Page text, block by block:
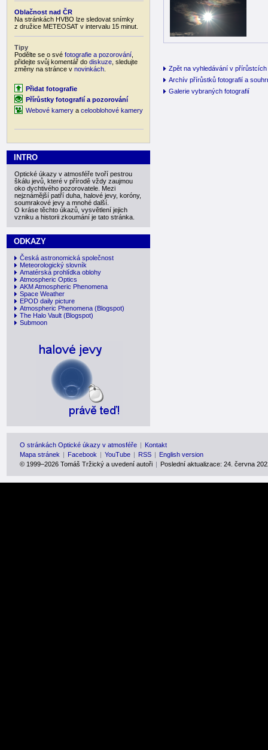
Oblačnost nad ČR
Na stránkách HVBO lze sledovat snímky
z družice METEOSAT v intervalu 15 minut.
Tipy
Podělte se o své fotografie a pozorování
přidejte svůj komentář do diskuze , sledujte
změny na stránce v novinkách
Přidat fotografie
Přírůstky fotografií a pozorování
Webové kamery a celooblohové kamery
INTRO
Optické úkazy v atmosféře tvoří pestrou
škálu jevů, které v přírodě vždy zaujmou
oko dychtivého pozorovatele. Mezi
nejznámější patří duha, halové jevy, koróny,
soumrakové jevy a mnohé další.
O kráse těchto úkazů, vysvětlení jejich
vzniku a historii zkoumání je tato stránka.
ODKAZY
Česká astronomická společnost
Meteorologický slovník
Amatérská prohlídka oblohy
Atmospheric Optics
AKM Atmospheric Phenomena
Space Weather
EPOD daily picture
Atmospheric Phenomena (Blogspot)
The Halo Vault (Blogspot)
Submoon
Zpět na vyhledávání v
Archív přírůstků fotografií a
Galerie vybraných fotografií
O stránkách Optické úkazy v atmosféře | Kontakt
Mapa stránek | Facebook | YouTube | RSS | English version
© 1999–2026 Tomáš Tržický a uvedení autoři | Poslední aktualizace: 24. června